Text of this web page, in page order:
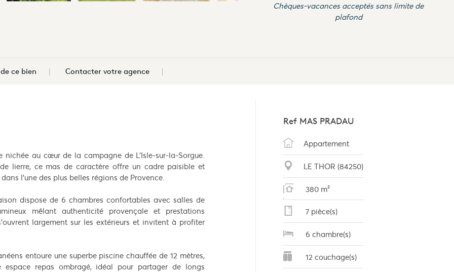
Chèques-vacances acceptés sans limite de
plafond
ce bien Contacter votre agence
au cœur de la campagne de L’Isle-sur-la-Sorgue.
lierre, ce mas de caractère offre un cadre paisible et
l’une des plus belles régions de Provence.
dispose de 6 chambres confortables avec salles de
mêlant authenticité provençale et prestations
largement sur les extérieurs et invitent à profiter
entoure une superbe piscine chauffée de 12 mètres,
espace repas ombragé, idéal pour partager de longs
Ref MAS PRADAU
Appartement
LE THOR (84250)
380 m²
7 pièce(s)
6 chambre(s)
12 couchage(s)